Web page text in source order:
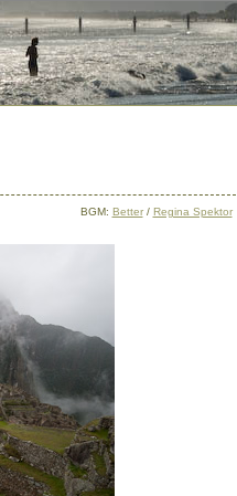
BGM: Better/ Regina Spektor